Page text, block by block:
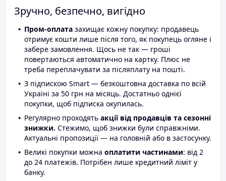
Зручно, безпечно, вигідно
Пром-оплата захищає кожну покупку: продавець
отримує кошти лише після того, як покупець огляне і
забере замовлення. Щось не так — гроші
повертаються автоматично на картку. Плюс не
треба переплачувати за післяплату на пошті.
З підпискою Smart — безкоштовна доставка по всій
Україні за 50 грн на місяць. Достатньо однієї
покупки, щоб підписка окупилась.
Регулярно проходять акції від продавців та сезонні
знижки. Стежимо, щоб знижки були справжніми.
Актуальні пропозиції — на головній або в застосунку.
Великі покупки можна оплатити частинами: від 2
до 24 платежів. Потрібен лише кредитний ліміт у
банку.